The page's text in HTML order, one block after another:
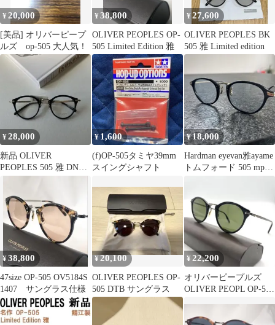
¥ 20,000
[美品] オリバーピープ
ルズ op-505 大人気！
¥38,800
OLIVER PEOPLES OP-
505 Limited Edition 雅
¥27,600
OLIVER PEOPLES BK
505 雅 Limited edition
¥28,000
新品 OLIVER
PEOPLES 505 雅 DNM
¥1,600
(f)OP-505タミヤ39mm
スイングシャフト
¥18,000
Hardman eyevan雅ayame
トムフォード 505 mp-2
¥38,800
47size OP-505 OV5184S
1407 サングラス仕様
¥20,100
OLIVER PEOPLES OP-
505 DTB サングラス
¥22,200
オリバーピープルズ
OLIVER PEOPL OP-505